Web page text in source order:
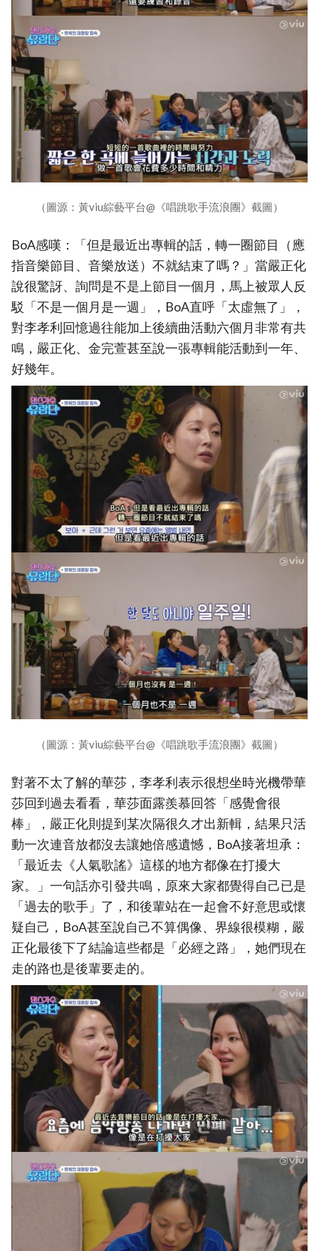
（圖源：黃viu綜藝平台@《唱跳歌手流浪團》截圖）
BoA感嘆：「但是最近出專輯的話，轉一圈節目（應
指音樂節目、音樂放送）不就結束了嗎？」當嚴正化
說很驚訝、詢問是不是上節目一個月，馬上被眾人反
駁「不是一個月是一週」，BoA直呼「太虛無了」，
對李孝利回憶過往能加上後續曲活動六個月非常有共
鳴，嚴正化、金完萱甚至說一張專輯能活動到一年、
好幾年。
（圖源：黃viu綜藝平台@《唱跳歌手流浪團》截圖）
對著不太了解的華莎，李孝利表示很想坐時光機帶華
莎回到過去看看，華莎面露羨慕回答「感覺會很
棒」，嚴正化則提到某次隔很久才出新輯，結果只活
動一次連音放都沒去讓她倍感遺憾，BoA接著坦承：
「最近去《人氣歌謠》這樣的地方都像在打擾大
家。」一句話亦引發共鳴，原來大家都覺得自己已是
「過去的歌手」了，和後輩站在一起會不好意思或懷
疑自己，BoA甚至說自己不算偶像、界線很模糊，嚴
正化最後下了結論這些都是「必經之路」，她們現在
走的路也是後輩要走的。